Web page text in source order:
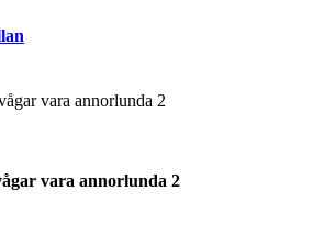
vara annorlunda 2